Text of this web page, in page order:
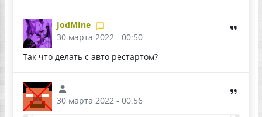
JodMIne
30 марта 2022 - 00:50
Так что делать с авто рестартом?
30 марта 2022 - 00:56